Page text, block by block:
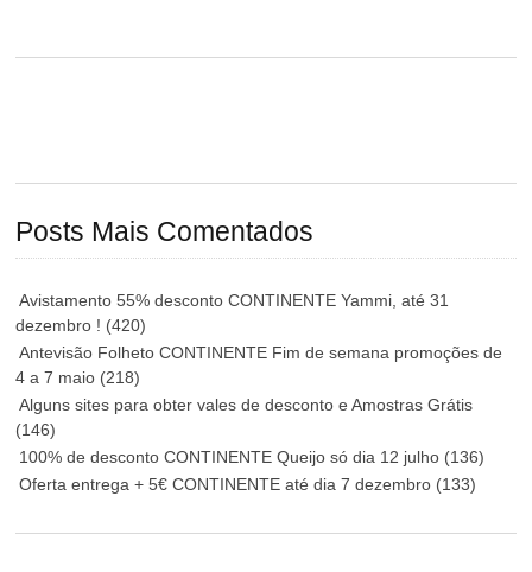
Posts Mais Comentados
Avistamento 55% desconto CONTINENTE Yammi, até 31
dezembro ! (420)
Antevisão Folheto CONTINENTE Fim de semana promoções de
4 a 7 maio (218)
Alguns sites para obter vales de desconto e Amostras Grátis
(146)
100% de desconto CONTINENTE Queijo só dia 12 julho (136)
Oferta entrega + 5€ CONTINENTE até dia 7 dezembro (133)